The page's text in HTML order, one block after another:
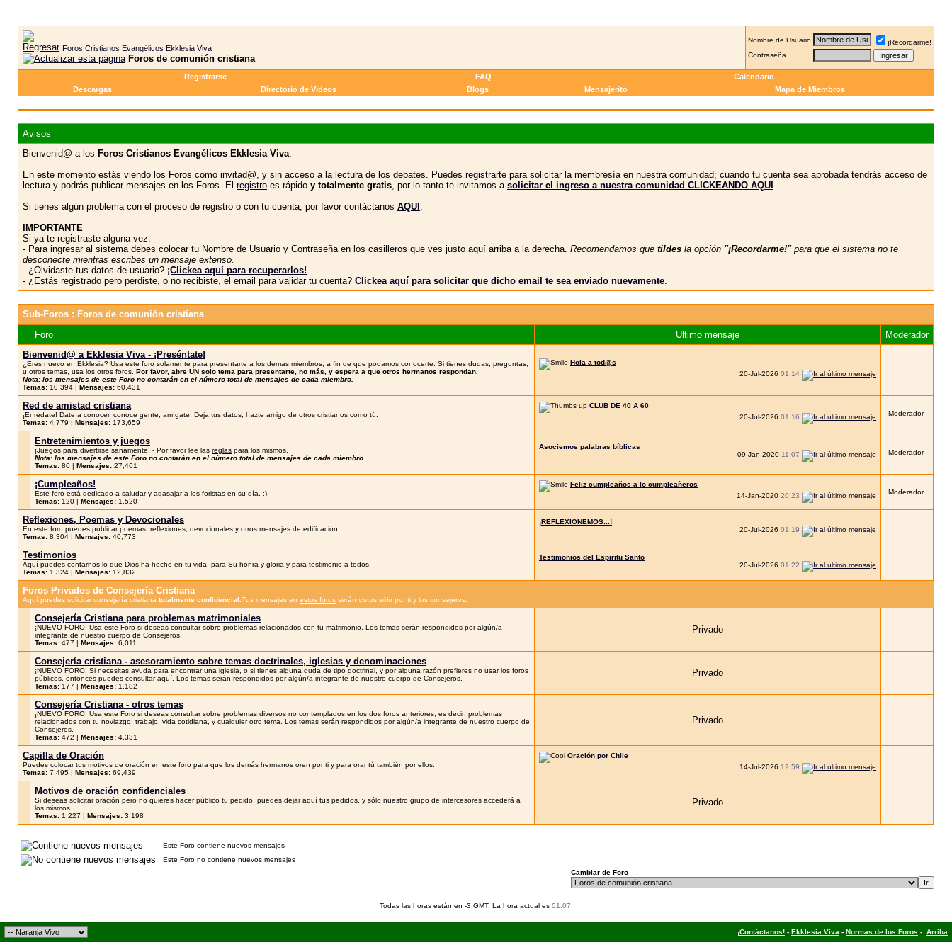
Foros Cristianos Evangélicos Ekklesia Viva
Foros de comunión cristiana
Nombre de Usuario
¡Recordarme!
Contraseña
Registrarse FAQ
Calendario
Descargas
Directorio de Videos Blogs Mensajerito Mapa de Miembros
Avisos
Bienvenid@ a los Foros Cristianos Evangélicos Ekklesia Viva.
En este momento estás viendo los Foros como invitad@, y sin acceso a la lectura de los debates. Puedes registrarte para solicitar la membresía en nuestra comunidad; cuando tu cuenta sea aprobada tendrás acceso de
lectura y podrás publicar mensajes en los Foros. El registro es rápido y totalmente gratis, por lo tanto te invitamos a solicitar el ingreso a nuestra comunidad CLICKEANDO AQUI .
Si tienes algún problema con el proceso de registro o con tu cuenta, por favor contáctanos AQUI .
IMPORTANTE
Si ya te registraste alguna vez:
- Para ingresar al sistema debes colocar tu Nombre de Usuario y Contraseña en los casilleros que ves justo aquí arriba a la derecha. Recomendamos que tildes la opción "¡Recordarme!"para que el sistema no te
desconecte mientras escribes un mensaje extenso.
- ¿Olvidaste tus datos de usuario? ¡Clickea aquí para recuperarlos!
- ¿Estás registrado pero perdiste, o no recibiste, el email para validar tu cuenta? Clickea aquí para solicitar que dicho email te sea enviado nuevamente.
Sub-Foros : Foros de comunión cristiana
Foro
Ultimo mensaje
Moderador
Bienvenid@ a Ekklesia Viva - ¡Preséntate!
¿Eres nuevo en Ekklesia? Usa este foro solamente para presentarte a los demás miembros, a fin de que podamos conocerte. Si tienes dudas, preguntas,
u otros temas, usa los otros foros. Por favor, abre UN solo tema para presentarte, no más, y espera a que otros hermanos respondan.
Nota: los mensajes de este Foro no contarán en el número total de mensajes de cada miembro.
Temas: 10,394 | Mensajes: 60,431
Hola a tod@s
20-Jul-2026 01:14
Red de amistad cristiana
¡Enrédate! Date a conocer, conoce gente, amígate. Deja tus datos, hazte amigo de otros cristianos como tú.
Temas: 4,779 | Mensajes: 173,659
CLUB DE 40 A 60
20-Jul-2026 01:16 Moderador
Entretenimientos y juegos
¡Juegos para divertirse sanamente! - Por favor lee las reglas para los mismos.
Nota: los mensajes de este Foro no contarán en el número total de mensajes de cada miembro.
Temas: 80 | Mensajes: 27,461
Asociemos palabras bíblicas
09-Jan-2020 11:07 Moderador
¡Cumpleaños!
Este foro está dedicado a saludar y agasajar a los foristas en su día. :)
Temas: 120 | Mensajes: 1,520
Feliz cumpleaños a lo cumpleañeros
14-Jan-2020 20:23 Moderador
Reflexiones, Poemas y Devocionales
En este foro puedes publicar poemas, reflexiones, devocionales y otros mensajes de edificación.
Temas: 8,304 | Mensajes: 40,773
¡REFLEXIONEMOS...!
20-Jul-2026 01:19
Testimonios
Aquí puedes contarnos lo que Dios ha hecho en tu vida, para Su honra y gloria y para testimonio a todos.
Temas: 1,324 | Mensajes: 12,832
Testimonios del Espiritu Santo
20-Jul-2026 01:22
Foros Privados de Consejería Cristiana
Aquí puedes solicitar consejería cristiana totalmente confidencial. Tus mensajes en estos foros serán vistos sólo por ti y los consejeros.
Consejería Cristiana para problemas matrimoniales
¡NUEVO FORO! Usa este Foro si deseas consultar sobre problemas relacionados con tu matrimonio. Los temas serán respondidos por algún/a
integrante de nuestro cuerpo de Consejeros.
Temas: 477 | Mensajes: 6,011
Privado
Consejería cristiana - asesoramiento sobre temas doctrinales, iglesias y denominaciones
¡NUEVO FORO! Si necesitas ayuda para encontrar una iglesia, o si tienes alguna duda de tipo doctrinal, y por alguna razón prefieres no usar los foros
públicos, entonces puedes consultar aquí. Los temas serán respondidos por algún/a integrante de nuestro cuerpo de Consejeros.
Temas: 177 | Mensajes: 1,182
Privado
Consejería Cristiana - otros temas
¡NUEVO FORO! Usa este Foro si deseas consultar sobre problemas diversos no contemplados en los dos foros anteriores, es decir: problemas
relacionados con tu noviazgo, trabajo, vida cotidiana, y cualquier otro tema. Los temas serán respondidos por algún/a integrante de nuestro cuerpo de
Consejeros.
Temas: 472 | Mensajes: 4,331
Privado
Capilla de Oración
Puedes colocar tus motivos de oración en este foro para que los demás hermanos oren por ti y para orar tú también por ellos.
Temas: 7,495 | Mensajes: 69,439
Oración por Chile
14-Jul-2026 12:59
Motivos de oración confidenciales
Si deseas solicitar oración pero no quieres hacer público tu pedido, puedes dejar aquí tus pedidos, y sólo nuestro grupo de intercesores accederá a
los mismos.
Temas: 1,227 | Mensajes: 3,198
Privado
Este Foro contiene nuevos mensajes
Este Foro no contiene nuevos mensajes
Cambiar de Foro
Todas las horas están en -3 GMT. La hora actual es 01:07
¡Contáctanos! - Ekklesia Viva - Normas de los Foros - Arriba